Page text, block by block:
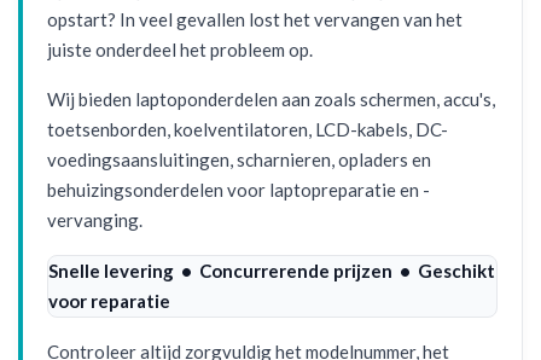
opstart? In veel gevallen lost het vervangen van het
juiste onderdeel het probleem op.
Wij bieden laptoponderdelen aan zoals schermen, accu's,
toetsenborden, koelventilatoren, LCD-kabels, DC-
voedingsaansluitingen, scharnieren, opladers en
behuizingsonderdelen voor laptopreparatie en -
vervanging.
Snelle levering • Concurrerende prijzen • Geschikt
voor reparatie
Controleer altijd zorgvuldig het modelnummer, het